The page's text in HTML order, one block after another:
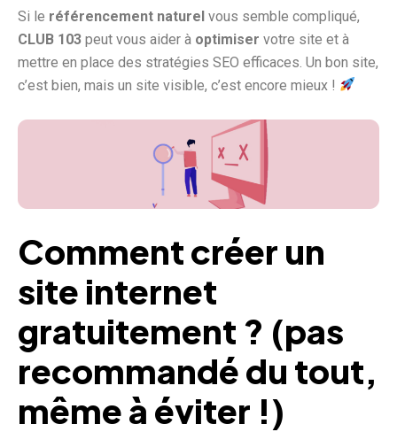
Si le référencement naturel vous semble compliqué,
CLUB 103 peut vous aider à optimiser votre site et à
mettre en place des stratégies SEO efficaces. Un bon site,
c’est bien, mais un site visible, c’est encore mieux !
Comment créer un
site internet
gratuitement ? (pas
recommandé du tout,
même à éviter !)